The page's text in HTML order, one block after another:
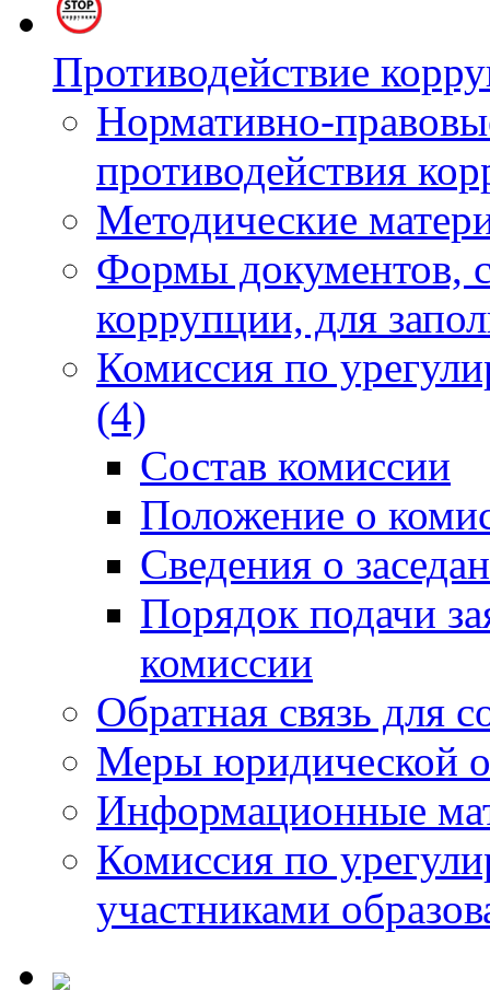
Противодействие
Нормативно-
противодействия
Методические
Формы документов,
коррупции, для
Комиссия по
(4)
Состав комиссии
Положение о
Сведения о
Порядок подачи
комиссии
Обратная связь для
Меры юридической
Информационные
Комиссия по
участниками